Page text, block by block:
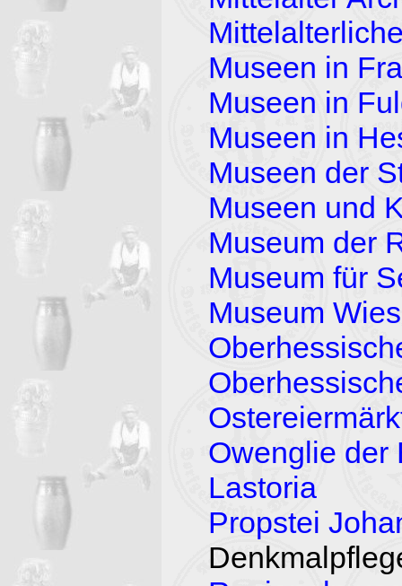
Museen in
Museen in
Museen in
Museen der
Museen und
Museum der
Museum für
Museum
Owenglie der
Lastoria
Propstei